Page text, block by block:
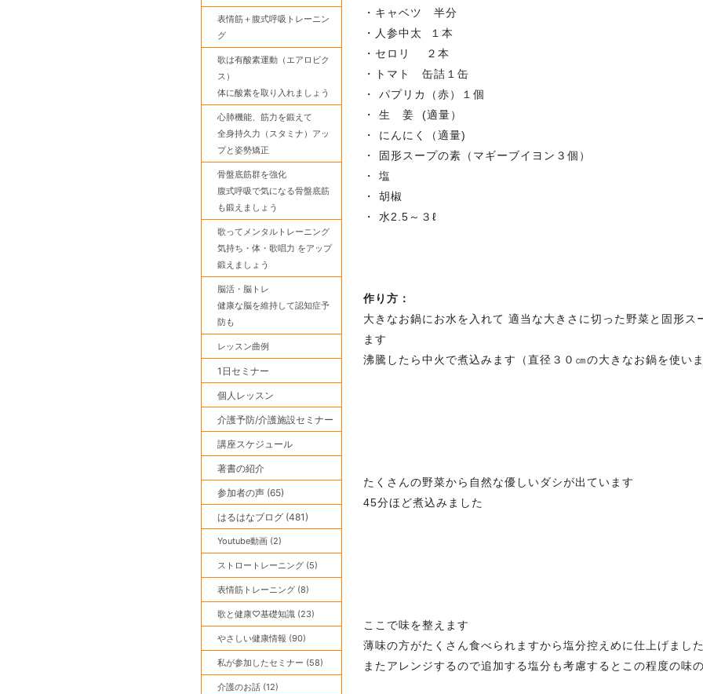
・キャベツ 半分
・ 人参中太 １本
・セロリ ２本
・トマト 缶詰１缶
・ パプリカ（赤）１個
・ 生 姜 (適量）
・ にんにく（適量)
・ 固形スープの素（マギーブイヨン３個）
・ 塩
・ 胡椒
・ 水2.5～３ℓ
作り方：
大きなお鍋にお水を入れて 適当な大きさに切った野菜と固形ス
ます
沸騰したら中火で煮込みます（直径３０㎝の大きなお鍋を使いま
たくさんの野菜から自然な優しいダシが出ています
45分ほど煮込みました
ここで味を整えます
薄味の方がたくさん食べられますから塩分控えめに仕上げました
またアレンジするので追加する塩分も考慮するとこの程度の味
表情筋＋腹式呼吸トレーニン
グ
歌は有酸素運動（エアロビク
ス）
体に酸素を取り入れましょう
心肺機能、筋力を鍛えて
全身持久力（スタミナ）アッ
プと姿勢矯正
骨盤底筋群を強化
腹式呼吸で気になる骨盤底筋
も鍛えましょう
歌ってメンタルトレーニング
気持ち・体・歌唱力 をアップ
鍛えましょう
脳活・脳トレ
健康な脳を維持して認知症予
防も
レッスン曲例
1日セミナー
個人レッスン
介護予防/介護施設セミナー
講座スケジュール
著書の紹介
参加者の声 (65)
はるはなブログ (481)
Youtube動画 (2)
ストロートレーニング (5)
表情筋トレーニング (8)
歌と健康♡基礎知識 (23)
やさしい健康情報 (90)
私が参加したセミナー (58)
介護のお話 (12)